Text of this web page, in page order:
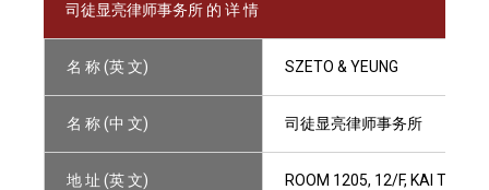
司徒显亮律师事务所 的 详 情
名 称 (英 文) SZETO & YEUNG
名 称 (中 文) 司徒显亮律师事务所
地 址 (英 文)
ROOM 1205, 12/F, KAI TAK